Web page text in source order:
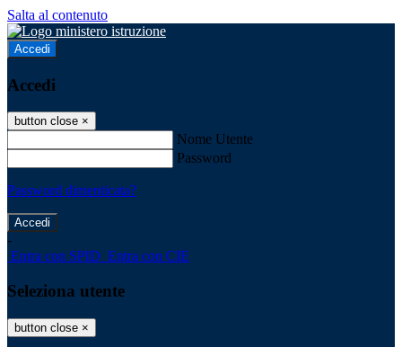
Salta al contenuto
Accedi
Accedi
button close ×
Nome Utente
Password
Password dimenticata?
-
Entra con SPID Entra con CIE
Seleziona utente
button close ×